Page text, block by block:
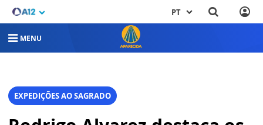
PT
MENU
EXPEDIÇÕES AO SAGRADO